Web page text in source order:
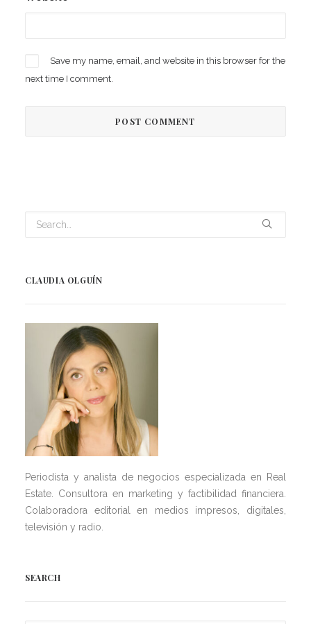
Save my name, email, and website in this browser for the
next time I comment.
CLAUDIA OLGUÍN
Periodista y analista de negocios especializada en Real
Estate. Consultora en marketing y factibilidad financiera.
Colaboradora editorial en medios impresos, digitales,
televisión y radio.
SEARCH